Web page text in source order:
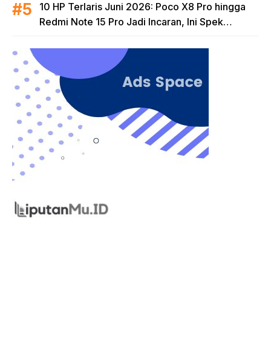
10 HP Terlaris Juni 2026: Poco X8 Pro hingga
Redmi Note 15 Pro Jadi Incaran, Ini Spek